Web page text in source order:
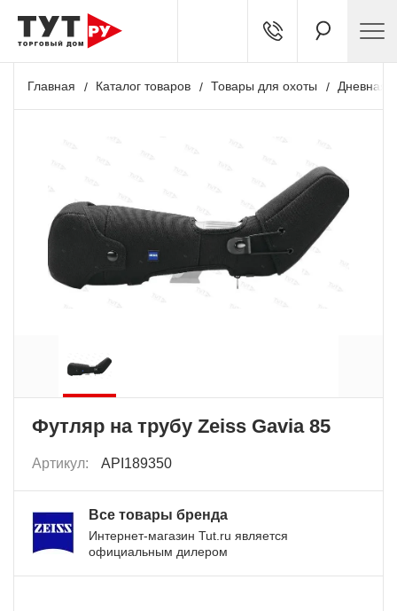
Главная Каталог товаров Товары для охоты Дневная
Футляр на трубу Zeiss Gavia 85
Артикул: API189350
Все товары бренда
Интернет-магазин Tut.ru является
официальным дилером